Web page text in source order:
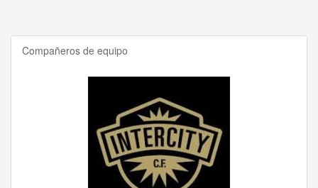
Compañeros de equipo